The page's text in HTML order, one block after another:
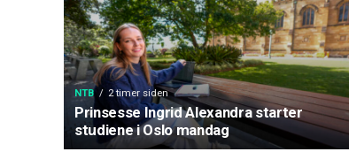
NTB 2 timer siden
Prinsesse Ingrid Alexandra starter
studiene i Oslo mandag